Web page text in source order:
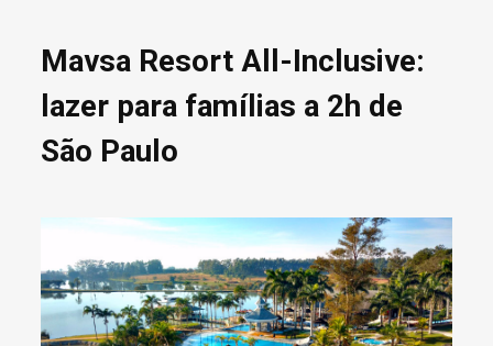
Mavsa Resort All-Inclusive:
lazer para famílias a 2h de
São Paulo